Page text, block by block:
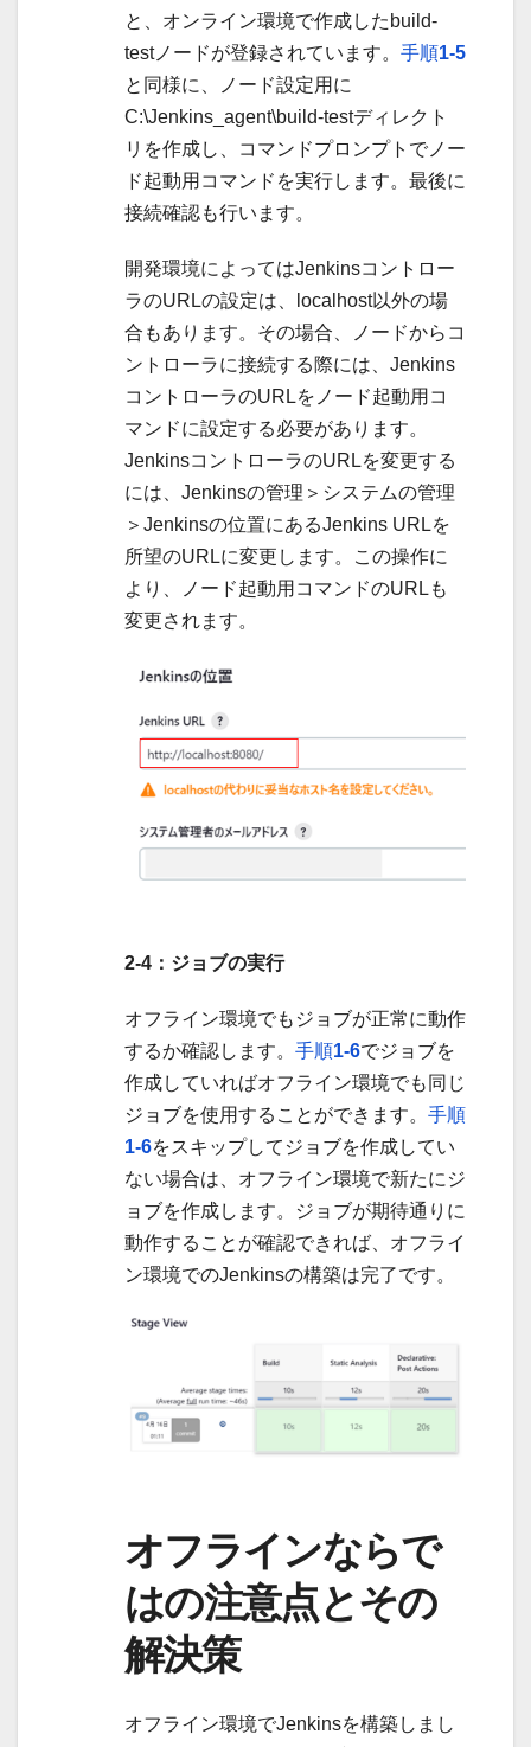
と、オンライン環境で作成したbuild-
testノードが登録されています。 手順1-5
と同様に、ノード設定用に
C:\Jenkins_agent\build-testディレクト
リを作成し、コマンドプロンプトでノー
ド起動用コマンドを実行します。最後に
接続確認も行います。
開発環境によってはJenkinsコントロー
ラのURLの設定は、localhost以外の場
合もあります。その場合、ノードからコ
ントローラに接続する際には、Jenkins
コントローラのURLをノード起動用コ
マンドに設定する必要があります。
JenkinsコントローラのURLを変更する
には、Jenkinsの管理＞システムの管理
＞Jenkinsの位置にあるJenkins URLを
所望のURLに変更します。この操作に
より、ノード起動用コマンドのURLも
変更されます。
2-4：ジョブの実行
オフライン環境でもジョブが正常に動作
するか確認します。 手順1-6でジョブを
作成していればオフライン環境でも同じ
ジョブを使用することができます。 手順
1-6をスキップしてジョブを作成してい
ない場合は、オフライン環境で新たにジ
ョブを作成します。ジョブが期待通りに
動作することが確認できれば、オフライ
ン環境でのJenkinsの構築は完了です。
オフラインならで
はの注意点とその
解決策
オフライン環境でJenkinsを構築しまし